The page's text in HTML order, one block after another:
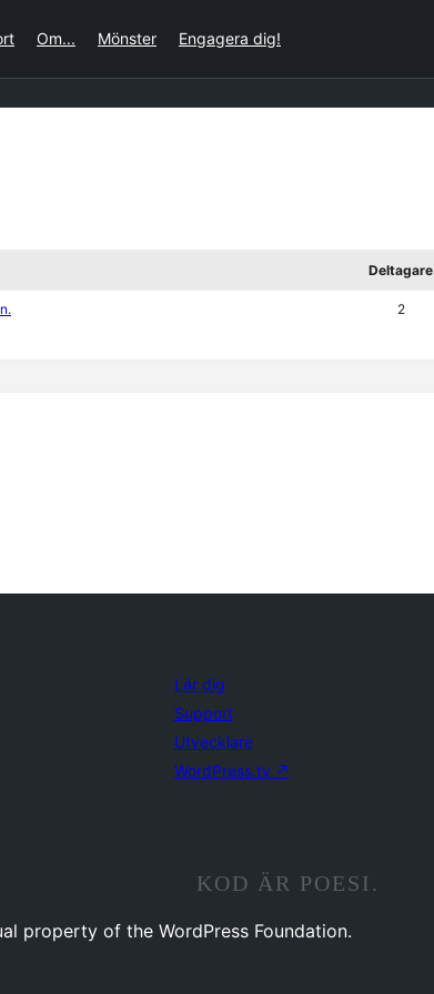
Om... Mönster Engagera dig!
Deltagare
2
Lär dig
Support
Utvecklare
WordPress.tv ↗
KOD ÄR POESI.
property of the WordPress Foundation.